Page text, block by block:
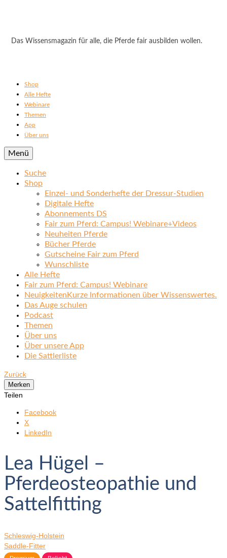
Das Wissensmagazin für alle, die Pferde fair ausbilden wollen.
Shop
Alle Hefte
Webinare
Themen
App
Über uns
Menü
Suche
Shop
Einzel- und Sonderhefte der Dressur-Studien
Digitale Hefte
Abonnements DS
Fair zum Pferd: Campus! Webinare+Videos
Neuheiten Pferde
Bücher Pferde
Gutscheine Fair zum Pferd
Wunschliste
Alle Hefte
Fair zum Pferd: Campus! Webinare
Neuigkeiten Kurze Informationen über Wissenswertes.
Das Auge schulen
Podcast
Themen
Über uns
Über unsere App
Die Sattlerliste
Zurück
Merken
Teilen
Facebook
X
LinkedIn
Lea Hügel –
Pferdeosteopathie und
Sattelfitting
Schleswig-Holstein
Saddle-Fitter